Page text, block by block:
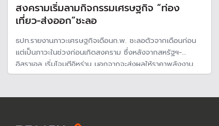
สงครามเริ่มลามกิจกรรมเศรษฐกิจ “ท่อง
เที่ยว-ส่งออก”ชะลอ
ธปท.รายงานภาวะเศรษฐกิจเดือนก.พ. ชะลอตัวจากเดือนก่อน
แต่เป็นภาวะในช่วงก่อนเกิดสงคราม ซึ่งหลังจากสหรัฐฯ-
อิสราเอล เริ่มโจมตีอิหร่าน นอกจากจะส่งผลให้ราคาพลังงาน
ปรับตัวสูงขึ้นอย่างมากแล้ว ผลกระทบกำลังเริ่มลามไปยัง
ทางเรือ ซึ่งเป็นสัญญาณว่าจะกระทบส่งออก